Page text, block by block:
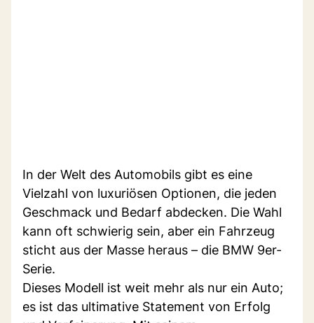
In der Welt des Automobils gibt es eine
Vielzahl von luxuriösen Optionen, die jeden
Geschmack und Bedarf abdecken. Die Wahl
kann oft schwierig sein, aber ein Fahrzeug
sticht aus der Masse heraus – die BMW 9er-
Serie.
Dieses Modell ist weit mehr als nur ein Auto;
es ist das ultimative Statement von Erfolg